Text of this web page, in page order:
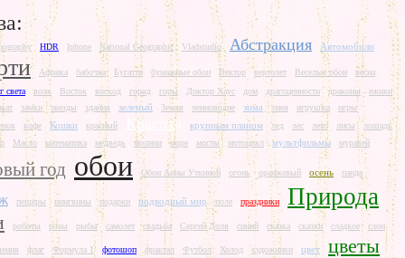
HDR Iphone National Geographic Vladstudio Абстракция Автомобили
Африка бабочка Бугатти бумажные обои Вектор вертолет Веселые обои
весна
света
волк Восток восход город горы Доктор Хаус дом драгоценности драконы
ежики
замки звезды здания зеленый Земля земноводне зима змея игрушки
игры
кофе Кошки красный Красота крупным планом лед лес лето лисы
лошадь
Масло математика медведь молнии море мосты мотоцикл мультфильмы муравей
год обои Обои Анны Уткиной огонь оранжевый осень панда
пещеры пингвины подарки подводный мир поле праздники Природа
роботы розы рыбы самолет свадьба Сергей Доля синий сказка сказки сладкое слон
флаг Формула 1 фотошоп фрактал Футбол Холод художники цвет цветы